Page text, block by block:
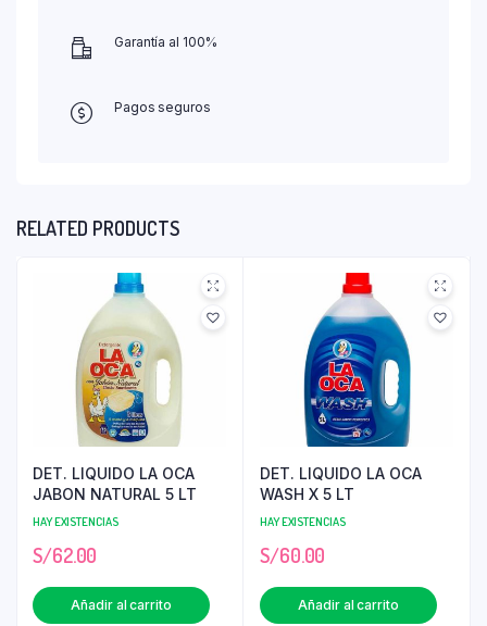
Garantía al 100%
Pagos seguros
RELATED PRODUCTS
DET. LIQUIDO LA OCA
JABON NATURAL 5 LT
HAY EXISTENCIAS
S/62.00
Añadir al carrito
DET. LIQUIDO LA OCA
WASH X 5 LT
HAY EXISTENCIAS
S/60.00
Añadir al carrito